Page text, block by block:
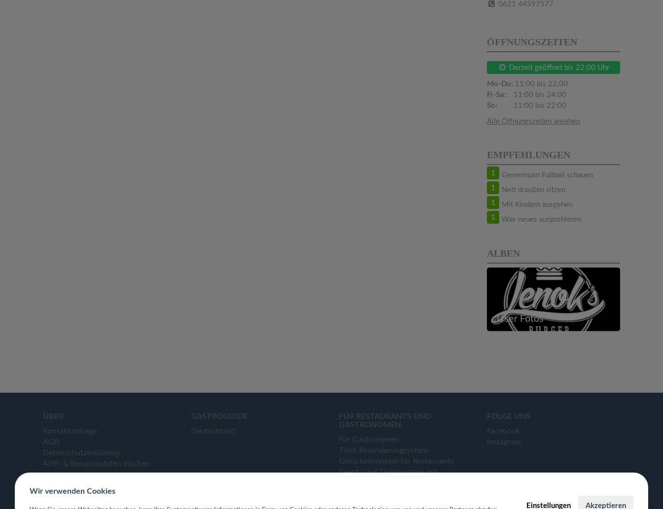
0621 44597577
ÖFFNUNGSZEITEN
Derzeit geöffnet bis 22:00 Uhr
Mo-Do: 11:00 bis 22:00
Fr-Sa:
11:00 bis 24:00
So:
11:00 bis 22:00
Alle Öffnungszeiten ansehen
EMPFEHLUNGEN
1 Gemeinsam Fußball schauen
1 Nett draußen sitzen
1 Mit Kindern ausgehen
1 Was neues ausprobieren
ALBEN
User Fotos
ÜBER
Kontaktanfrage
AGB
Datenschutzerklärung
APP- & Benutzerdaten löschen
Impressum
GASTROGUIDE
Deutschland
FÜR RESTAURANTS UND
GASTRONOMEN
Für Gastronomen
Tisch Reservierungsystem
Gutscheinsystem für Restaurants
Event- und Ticketsystem mit
FOLGE UNS
Facebook
Instagram
Wir verwenden Cookies
Einstellungen Akzeptieren